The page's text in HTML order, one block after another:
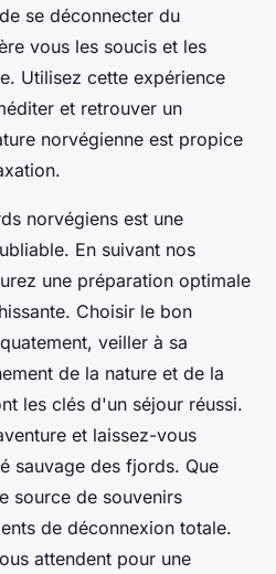
se déconnecter du
vous les soucis et les
Utilisez cette expérience
et retrouver un
norvégienne est propice
norvégiens est une
En suivant nos
une préparation optimale
Choisir le bon
veiller à sa
de la nature et de la
les clés d'un séjour réussi.
et laissez-vous
sauvage des fjords. Que
source de souvenirs
de déconnexion totale.
attendent pour une